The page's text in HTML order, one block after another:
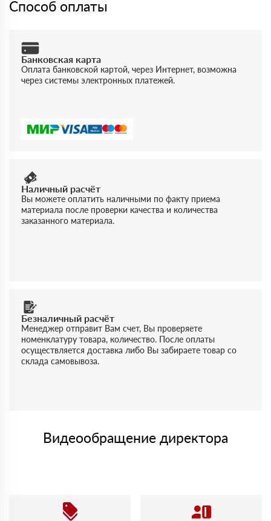
Способ оплаты
Банковская карта
Оплата банковской картой, через Интернет, возможна
через системы электронных платежей.
Наличный расчёт
Вы можете оплатить наличными по факту приема
материала после проверки качества и количества
заказанного материала.
Безналичный расчёт
Менеджер отправит Вам счет, Вы проверяете
номенклатуру товара, количество. После оплаты
осуществляется доставка либо Вы забираете товар со
склада самовывоза.
Видеообращение директора